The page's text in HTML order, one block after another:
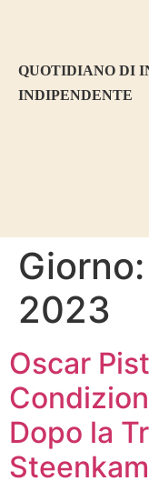
QUOTIDIANO DI
INDIPENDENTE
Giorno:
2023
Oscar
Dopo la